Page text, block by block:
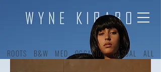
ROOTS B&W MED OCCASION CASUAL ALL